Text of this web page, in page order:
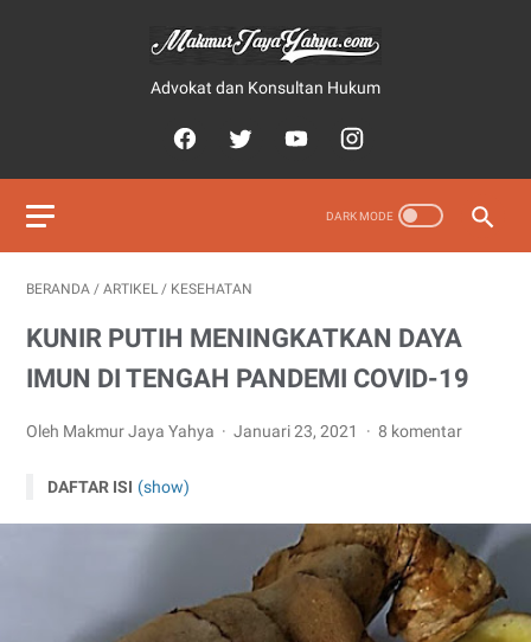
Advokat dan Konsultan Hukum
BERANDA / ARTIKEL / KESEHATAN
KUNIR PUTIH MENINGKATKAN DAYA
IMUN DI TENGAH PANDEMI COVID-19
Oleh Makmur Jaya Yahya Januari 23, 2021 8 komentar
DAFTAR ISI (show)